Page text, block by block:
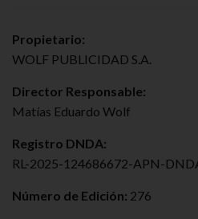
Propietario:
WOLF PUBLICIDAD S.A.
Director Responsable:
Matías Eduardo Wolf
Registro DNDA:
RL-2025-124686672-APN-
Número de Edición: 276